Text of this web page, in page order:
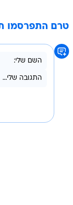
טרם התפרסמו